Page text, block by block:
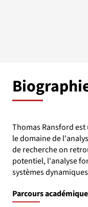
Thomas Ransford
le domaine de
de recherche on
potentiel, l'analyse
systèmes
Parcours